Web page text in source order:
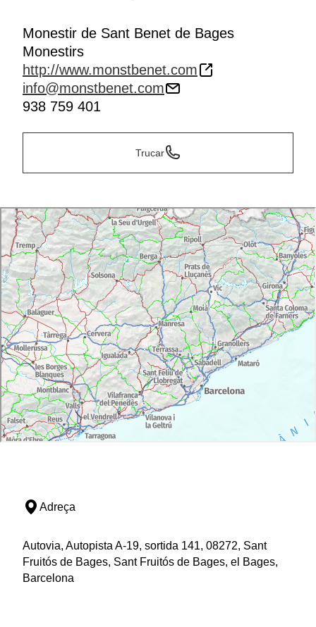
Monestir de Sant Benet de Bages
Monestirs
http://www.monstbenet.com
info@monstbenet.com
938 759 401
Trucar
Adreça
Autovia, Autopista A-19, sortida 141, 08272, Sant
Fruitós de Bages, Sant Fruitós de Bages, el Bages,
Barcelona